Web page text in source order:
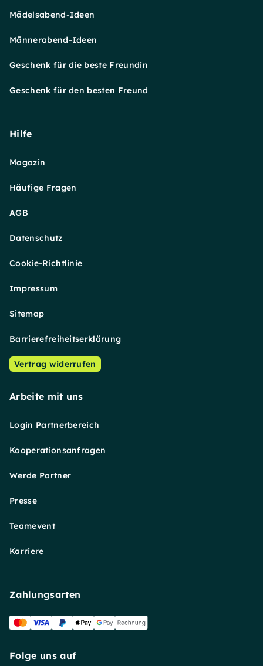
Mädelsabend-Ideen
Männerabend-Ideen
Geschenk für die beste Freundin
Geschenk für den besten Freund
Hilfe
Magazin
Häufige Fragen
AGB
Datenschutz
Cookie-Richtlinie
Impressum
Sitemap
Barrierefreiheitserklärung
Vertrag widerrufen
Arbeite mit uns
Login Partnerbereich
Kooperationsanfragen
Werde Partner
Presse
Teamevent
Karriere
Zahlungsarten
Folge uns auf